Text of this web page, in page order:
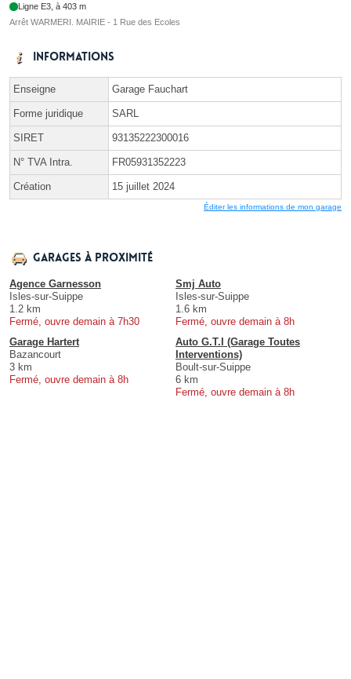
Ligne E3, à 403 m
Arrêt WARMERI. MAIRIE - 1 Rue des Ecoles
Informations
Enseigne Garage Fauchart
Forme juridique SARL
SIRET 93135222300016
N° TVA Intra. FR05931352223
Création 15 juillet 2024
Éditer les informations de mon garage
Garages à proximité
Agence Garnesson
Isles-sur-Suippe
1.2 km
Fermé, ouvre demain à 7h30
Smj Auto
Isles-sur-Suippe
1.6 km
Fermé, ouvre demain à 8h
Garage Hartert
Bazancourt
3 km
Fermé, ouvre demain à 8h
Auto G.T.I (Garage Toutes
Interventions)
Boult-sur-Suippe
6 km
Fermé, ouvre demain à 8h